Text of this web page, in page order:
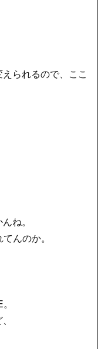
られるので、ここ
ね。
んのか。